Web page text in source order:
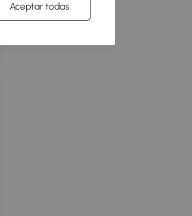
Aceptar todas